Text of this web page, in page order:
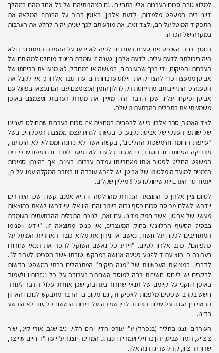
למלוא גובה סכום הערבות אליו התחייבו. גם הצהרותיהם של כל אחד מהם במהלך
דיוני בית המשפט מלמדות, לדעת אלרון, באופן ברור על הבנתם המלאה את
התפקיד המוטל עליהם, ולצד זאת, את מודעותם לכך שניתן יהיה לחלט את הערבות
במקרה של הפרה.
בנוסף דחה השופט את טענת העוררים לפיה לא ידעו על ההפרה המתוכננת ולא
היה ביכולתם לדעת עליה. לדעת אלרון, טענה זו עומדת בניגוד מוחלט למהותם של
הערבות והפיקוח, ודי בכך שהעוררים, במעשה או במחדל, לא מנעו את בריחתו של
אביטן ממעצרו כדי להצדיק את חילוט ערבויותיהם. עוד סבר אלרון כי אין לקבל את
הטענה כי התחייבותם מתייחסת רק לחלון הזמן המצומצם שבו הם נמצאו בפועל עם
אביטן ופיקחו עליו, שכן הדבר היה מאיין את מטרת הערבות ומצמצם באופן
משמעותי את התכלית ההרתעתית שלה.
לצד האמור, סבר אלרון כי יש להפחית במחצית את סכום הערבות שתחולט בעניינו
של שותפו העסקי של אביטן. נקבע, כי בקשתו לגרוע עצמו ממצבת המפקחים בשל
"עייפות החומר והימשכות ההליכים", בקשה אשר לא נדונה וממילא לא הוכרעה,
מצדיקה הפחתה זו. הוסבר, כי אמנם כל עוד לא נמסר לערב זה במפורש כי בית
המשפט החליט לפטור אותו מאחריותו עמדה ערבותו בעינה, אך בהינתן סמיכות
הזמנים למועד הימלטותו של אביטן, יש לפרש עובדה זו בצורה המקלה עמו. על כן,
יעמוד סך הערבויות שיחולטו על 9 מיליון שקלים.
לסיום ציין אלרון כי התוצאה הנגזרת מהחלטה זו היא אמנם קשה, שכן העוררים
יידרשו לשלם מכיסם סכום כסף גבוה ביותר והם יהיו אלו שיידרשו לשאת בתוצאות
מעשיו של אביטן, אשר חמק מדינו. עם זאת, לנוכח התכלית ההרתעתית העומדת
בבסיס הסעיף הרלוונטי בחוק המעצרים, אין מנוס מתוצאה זו. "יידעו ויפנימו
המתחייבים לפקח על חשוד, נאשם או נידון את מלוא כובד האחריות המוטל על
כתפיהם", כתב אלרון לסיום. "ויידע כל נאשם השוקל להפר את תנאי שחרורו
בערובה כי הוא עתיד לפגוע פגיעה אנושה במבקשי טובתו אשר הסכימו לערוב לו".
לדבריו, במציאות העכשווית של "מגה תיקים" המתנהלים בבתי המשפט חדשות
לבקרים יש לייחס חשיבות רבה למוסד השחרור בערובה על כל נגזרותיו ולעמוד
באופן דווקני על קיומם של תנאי שחרור בערובה, שכן אחרת עלול הדבר לעורר
חשש בקרב שופטים מלפנות לאפיק זה, גם מקום בו הדבר מתבקש לנוכח האיזון
הראוי בין הגנה על שלום הציבור לבין שמירה על חירות הנאשם כל עוד לא הורשע
בדינו.
העוררים יוצגו בהליך (בנפרד) ע"י עורכי הדין ירום הלוי, יניב שגב, אורי קינן, שיר
צ'צ'יק, רומח שביט, ירון ברזילי ועמרי רוזנברג. המדינה יוצגה ע"י עוה"ד חיים שוייצר,
שרון הר ציון, קורל שריג ודנה אלון.